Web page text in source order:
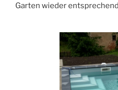
Garten wieder